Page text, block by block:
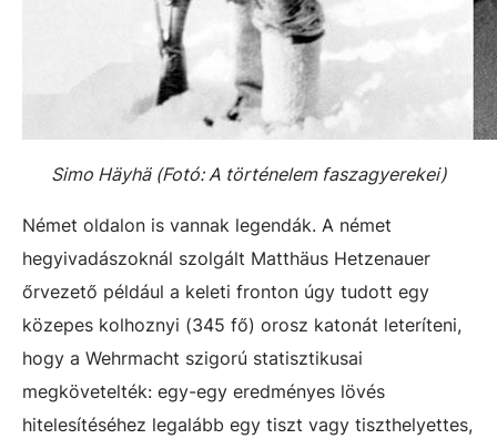
Simo Häyhä (Fotó: A történelem faszagyerekei)
Német oldalon is vannak legendák. A német
hegyivadászoknál szolgált Matthäus Hetzenauer
őrvezető például a keleti fronton úgy tudott egy
közepes kolhoznyi (345 fő) orosz katonát leteríteni,
hogy a Wehrmacht szigorú statisztikusai
megkövetelték: egy-egy eredményes lövés
hitelesítéséhez legalább egy tiszt vagy tiszthelyettes,